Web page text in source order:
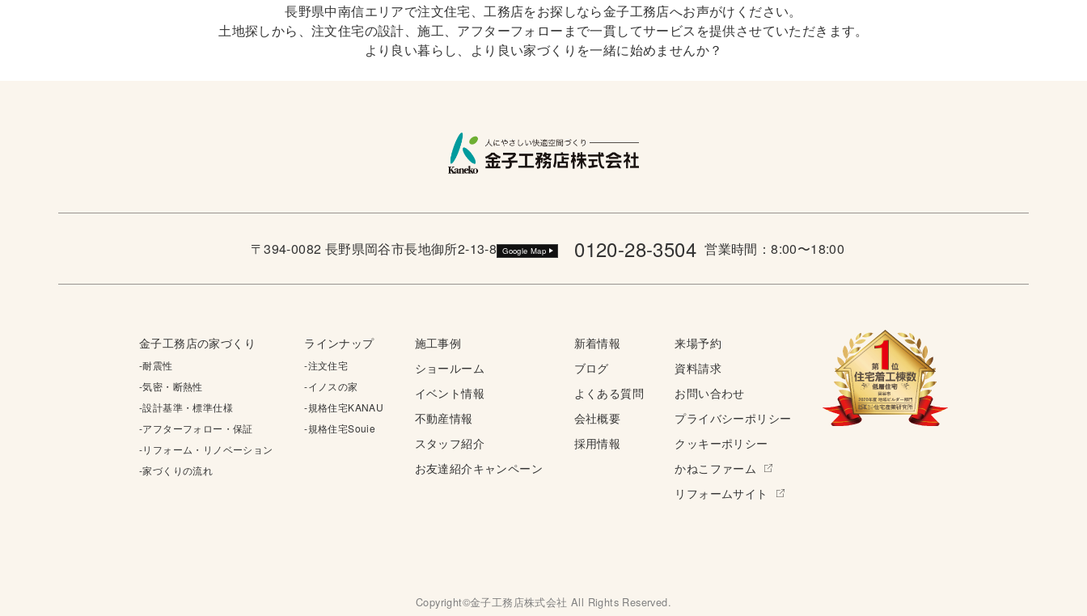
長野県中南信エリアで注文住宅、工務店をお探しなら金子工務店へお声がけください。
土地探しから、注文住宅の設計、施工、アフターフォローまで一貫してサービスを提供させていただきます。
より良い暮らし、より良い家づくりを一緒に始めませんか？
〒394-0082 長野県岡谷市長地御所2-13-8 Google Map 0120-28-3504 営業時間：8:00〜18:00
金子工務店の家づくり
-耐震性
-気密・断熱性
-設計基準・標準仕様
-アフターフォロー・保証
-リフォーム・リノベーション
-家づくりの流れ
ラインナップ
-注文住宅
-イノスの家
-規格住宅KANAU
-規格住宅Souie
施工事例
ショールーム
イベント情報
不動産情報
スタッフ紹介
お友達紹介キャンペーン
新着情報
ブログ
よくある質問
会社概要
採用情報
来場予約
資料請求
お問い合わせ
プライバシーポリシー
クッキーポリシー
かねこファーム
リフォームサイト
Copyright©金子工務店株式会社 All Rights Reserved.